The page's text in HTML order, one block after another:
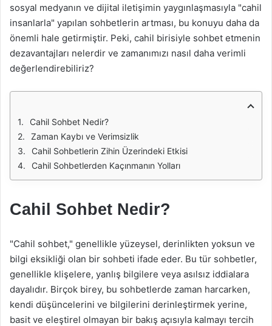
sosyal medyanın ve dijital iletişimin yaygınlaşmasıyla "cahil
insanlarla" yapılan sohbetlerin artması, bu konuyu daha da
önemli hale getirmiştir. Peki, cahil birisiyle sohbet etmenin
dezavantajları nelerdir ve zamanımızı nasıl daha verimli
değerlendirebiliriz?
Cahil Sohbet Nedir?
Zaman Kaybı ve Verimsizlik
Cahil Sohbetlerin Zihin Üzerindeki Etkisi
Cahil Sohbetlerden Kaçınmanın Yolları
Cahil Sohbet Nedir?
"Cahil sohbet," genellikle yüzeysel, derinlikten yoksun ve
bilgi eksikliği olan bir sohbeti ifade eder. Bu tür sohbetler,
genellikle klişelere, yanlış bilgilere veya asılsız iddialara
dayalıdır. Birçok birey, bu sohbetlerde zaman harcarken,
kendi düşüncelerini ve bilgilerini derinleştirmek yerine,
basit ve eleştirel olmayan bir bakış açısıyla kalmayı tercih